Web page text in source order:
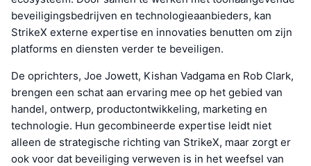
beveiligingsbedrijven en technologieaanbieders, kan
StrikeX externe expertise en innovaties benutten om zijn
platforms en diensten verder te beveiligen.
De oprichters, Joe Jowett, Kishan Vadgama en Rob Clark,
brengen een schat aan ervaring mee op het gebied van
handel, ontwerp, productontwikkeling, marketing en
technologie. Hun gecombineerde expertise leidt niet
alleen de strategische richting van StrikeX, maar zorgt er
ook voor dat beveiliging verweven is in het weefsel van